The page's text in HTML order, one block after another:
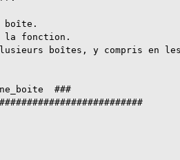
boîte.
la fonction.
boîtes, y compris en les
###